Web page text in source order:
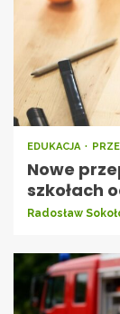
EDUKACJA
Nowe
szkołach
Radosław